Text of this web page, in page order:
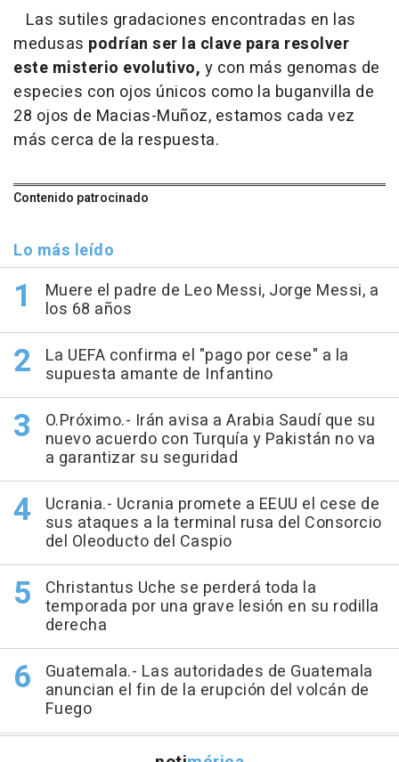
Las sutiles gradaciones encontradas en las
medusas podrían ser la clave para resolver
este misterio evolutivo, y con más genomas de
especies con ojos únicos como la buganvilla de
28 ojos de Macias-Muñoz, estamos cada vez
más cerca de la respuesta.
Contenido patrocinado
Lo más leído
Muere el padre de Leo Messi, Jorge Messi, a
los 68 años
La UEFA confirma el "pago por cese" a la
supuesta amante de Infantino
O.Próximo.- Irán avisa a Arabia Saudí que su
nuevo acuerdo con Turquía y Pakistán no va
a garantizar su seguridad
Ucrania.- Ucrania promete a EEUU el cese de
sus ataques a la terminal rusa del Consorcio
del Oleoducto del Caspio
Christantus Uche se perderá toda la
temporada por una grave lesión en su rodilla
derecha
Guatemala.- Las autoridades de Guatemala
anuncian el fin de la erupción del volcán de
Fuego